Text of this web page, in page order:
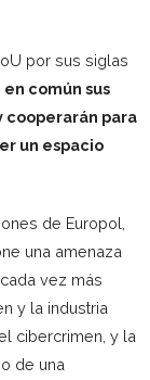
por sus siglas
común sus
cooperarán para
un espacio
de Europol,
una amenaza
vez más
y la industria
cibercrimen, y la
de una